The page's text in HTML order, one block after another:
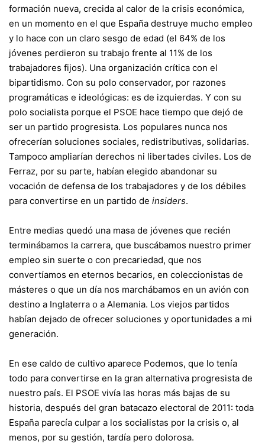
formación nueva, crecida al calor de la crisis económica,
en un momento en el que España destruye mucho empleo
y lo hace con un claro sesgo de edad (el 64% de los
jóvenes perdieron su trabajo frente al 11% de los
trabajadores fijos). Una organización crítica con el
bipartidismo. Con su polo conservador, por razones
programáticas e ideológicas: es de izquierdas. Y con su
polo socialista porque el PSOE hace tiempo que dejó de
ser un partido progresista. Los populares nunca nos
ofrecerían soluciones sociales, redistributivas, solidarias.
Tampoco ampliarían derechos ni libertades civiles. Los de
Ferraz, por su parte, habían elegido abandonar su
vocación de defensa de los trabajadores y de los débiles
para convertirse en un partido de insiders.
Entre medias quedó una masa de jóvenes que recién
terminábamos la carrera, que buscábamos nuestro primer
empleo sin suerte o con precariedad, que nos
convertíamos en eternos becarios, en coleccionistas de
másteres o que un día nos marchábamos en un avión con
destino a Inglaterra o a Alemania. Los viejos partidos
habían dejado de ofrecer soluciones y oportunidades a mi
generación.
En ese caldo de cultivo aparece Podemos, que lo tenía
todo para convertirse en la gran alternativa progresista de
nuestro país. El PSOE vivía las horas más bajas de su
historia, después del gran batacazo electoral de 2011: toda
España parecía culpar a los socialistas por la crisis o, al
menos, por su gestión, tardía pero dolorosa.